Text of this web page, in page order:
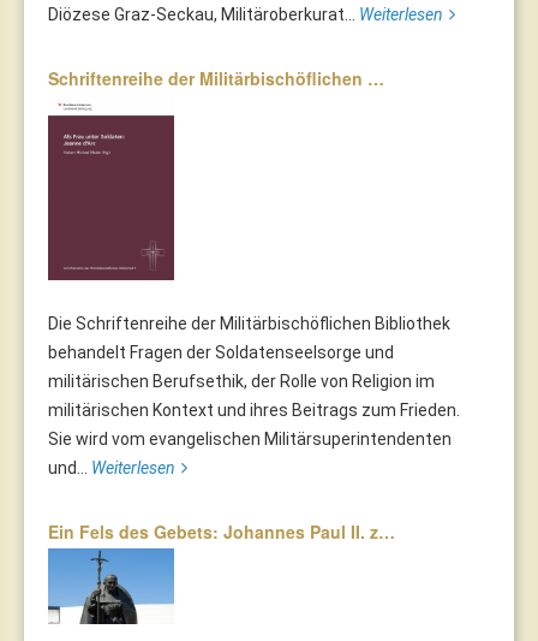
Diözese Graz-Seckau, Militäroberkurat... Weiterlesen
Schriftenreihe der Militärbischöflichen …
Die Schriftenreihe der Militärbischöflichen Bibliothek
behandelt Fragen der Soldatenseelsorge und
militärischen Berufsethik, der Rolle von Religion im
militärischen Kontext und ihres Beitrags zum Frieden.
Sie wird vom evangelischen Militärsuperintendenten
und... Weiterlesen
Ein Fels des Gebets: Johannes Paul II. z…